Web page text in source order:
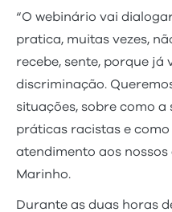
“O webinário vai
pratica, muitas vezes,
recebe, sente, porque já
discriminação.
situações, sobre como
práticas racistas e
atendimento aos nossos
Marinho.
Durante as duas horas